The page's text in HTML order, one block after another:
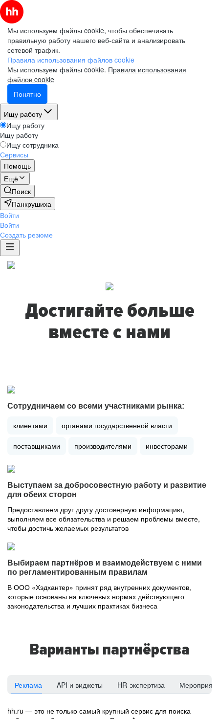
Мы используем файлы cookie, чтобы обеспечивать
правильную работу нашего веб-сайта и анализировать
сетевой трафик.
Правила использования файлов cookie
Мы используем файлы cookie. Правила использования
файлов cookie
Понятно
Ищу работу
Ищу работу
Ищу работу
Ищу сотрудника
Сервисы
Помощь
Ещё
Поиск
Панкрушиха
Войти
Войти
Создать резюме
Достигайте больше
вместе с нами
Сотрудничаем со всеми участниками рынка:
клиентами органами государственной власти
поставщиками производителями инвесторами
Выступаем за добросовестную работу и развитие
для обеих сторон
Предоставляем друг другу достоверную информацию,
выполняем все обязательства и решаем проблемы вместе,
чтобы достичь желаемых результатов
Выбираем партнёров и взаимодействуем с ними
по регламентированным правилам
В ООО «Хэдхантер» принят ряд внутренних документов,
которые основаны на ключевых нормах действующего
законодательства и лучших практиках бизнеса
Варианты партнёрства
Реклама API и виджеты HR-экспертиза
hh.ru — это не только самый крупный сервис для поиска